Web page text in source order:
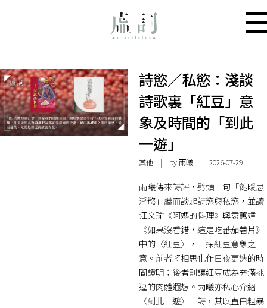
詩慾／私慾：淺談
詩歌裏「紅豆」意
象及時間的「到此
一遊」
其他| by 雨曦 | 2026-07-29
雨曦傳來詩評，劈頭一句「飽暖思
淫慾」繼而談起詩慾與私慾，並讀
江文瑜《阿媽的料理》與袁蕙嫜
《如果沒看錯，這是吃蕃茄薯片》
中的〈紅豆〉，一探紅豆意象之
意。前者將相思化作日夜更迭的時
間證明；後者則讓紅豆成為充滿挑
逗的肉體遐想。雨曦亦私心介紹
〈到此一遊〉一詩，其以直白粗暴